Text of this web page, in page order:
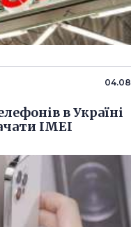
04.08
в Україні
IMEI